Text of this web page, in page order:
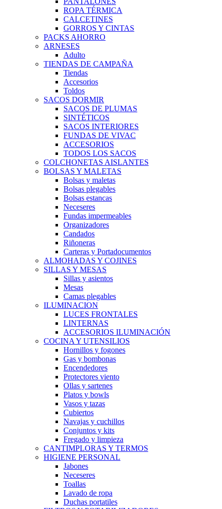
ROPA TÉRMICA
CALCETINES
GORROS Y CINTAS
PACKS AHORRO
ARNESES
Adulto
TIENDAS DE CAMPAÑA
Tiendas
Accesorios
Toldos
SACOS DORMIR
SACOS DE PLUMAS
SINTÉTICOS
SACOS INTERIORES
FUNDAS DE VIVAC
ACCESORIOS
TODOS LOS SACOS
COLCHONETAS AISLANTES
BOLSAS Y MALETAS
Bolsas y maletas
Bolsas plegables
Bolsas estancas
Neceseres
Fundas impermeables
Organizadores
Candados
Riñoneras
Carteras y Portadocumentos
ALMOHADAS Y COJINES
SILLAS Y MESAS
Sillas y asientos
Mesas
Camas plegables
ILUMINACION
LUCES FRONTALES
LINTERNAS
ACCESORIOS ILUMINACIÓN
COCINA Y UTENSILIOS
Hornillos y fogones
Gas y bombonas
Encendedores
Protectores viento
Ollas y sartenes
Platos y bowls
Vasos y tazas
Cubiertos
Navajas y cuchillos
Conjuntos y kits
Fregado y limpieza
CANTIMPLORAS Y TERMOS
HIGIENE PERSONAL
Jabones
Neceseres
Toallas
Lavado de ropa
Duchas portatiles